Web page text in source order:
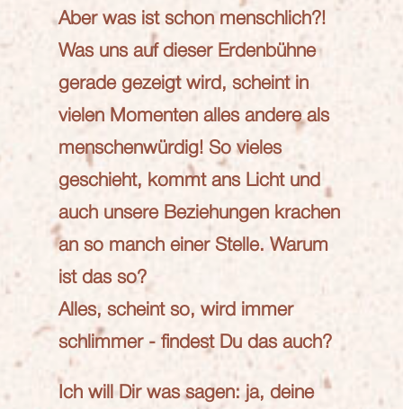
Aber was ist schon menschlich?!
Was uns auf dieser Erdenbühne
gerade gezeigt wird, scheint in
vielen Momenten alles andere als
menschenwürdig! So vieles
geschieht, kommt ans Licht und
auch unsere Beziehungen krachen
an so manch einer Stelle. Warum
ist das so?
Alles, scheint so, wird immer
schlimmer - findest Du das auch?
Ich will Dir was sagen: ja, deine